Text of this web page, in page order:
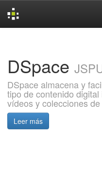
DSpace
DSpace almacena y
tipo de contenido
vídeos y colecciones
Leer más